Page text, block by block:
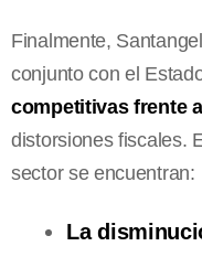
Finalmente,
conjunto con el
competitivas frente
distorsiones fiscales.
sector se encuentran:
La